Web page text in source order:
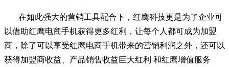
在如此强大的营销工具配合下，红鹰科技更是为了企业可
以借助红鹰电商手机获得更多红利，让每个人都可成为加盟
商，除了可以享受红鹰电商手机带来的营销利润之外，还可以
获得加盟商收益、产品销售收益巨大红利 和红鹰增值服务